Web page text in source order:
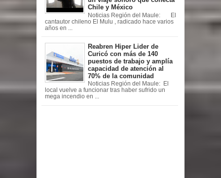
Chile y México
Noticias Región del Maule: El
cantautor chileno El Mulu , radicado hace varios
años en ...
Reabren Hiper Lider de
Curicó con más de 140
puestos de trabajo y amplía
capacidad de atención al
70% de la comunidad
Noticias Región del Maule: El
local vuelve a funcionar tras haber sufrido un
mega incendio en ...